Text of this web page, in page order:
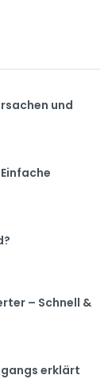
und
– Schnell &
erklärt